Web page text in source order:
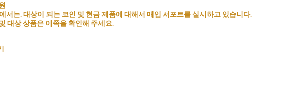
서는, 대상이 되는 코인 및 현금 제품에 대해서 매입 서포트를 실시하고 있습니다.
대상 상품은 이쪽을 확인해 주세요.